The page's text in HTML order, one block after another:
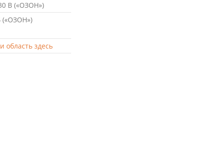
В («ОЗОН»)
(«ОЗОН»)
область здесь